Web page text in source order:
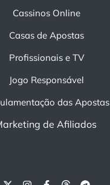
Cassinos Online
Casas de Apostas
Profissionais e TV
Jogo Responsável
das Apostas
de Afiliados